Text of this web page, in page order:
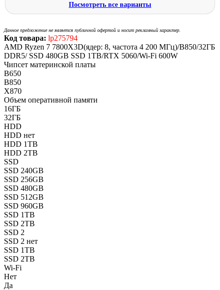
Посмотреть все варианты
Данное предложение не является публичной офертой и носит рекламный характер.
Код товара: lp275794
AMD Ryzen 7 7800X3D(ядер: 8, частота 4 200 МГц)/B850/32ГБ
DDR5/ SSD 480GB SSD 1TB/RTX 5060/Wi-Fi 600W
Чипсет материнской платы
B650
B850
X870
Объем оперативной памяти
16ГБ
32ГБ
HDD
HDD нет
HDD 1TB
HDD 2TB
SSD
SSD 240GB
SSD 256GB
SSD 480GB
SSD 512GB
SSD 960GB
SSD 1TB
SSD 2TB
SSD 2
SSD 2 нет
SSD 1TB
SSD 2TB
Wi-Fi
Нет
Да